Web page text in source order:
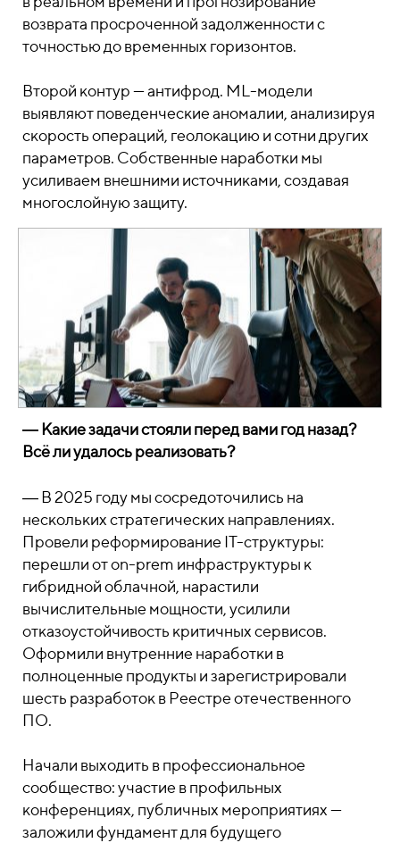
возврата просроченной задолженности с
точностью до временных горизонтов.
Второй контур — антифрод. ML-модели
выявляют поведенческие аномалии, анализируя
скорость операций, геолокацию и сотни других
параметров. Собственные наработки мы
усиливаем внешними источниками, создавая
многослойную защиту.
― Какие задачи стояли перед вами год назад?
Всё ли удалось реализовать?
― В 2025 году мы сосредоточились на
нескольких стратегических направлениях.
Провели реформирование IT-структуры:
перешли от on-prem инфраструктуры к
гибридной облачной, нарастили
вычислительные мощности, усилили
отказоустойчивость критичных сервисов.
Оформили внутренние наработки в
полноценные продукты и зарегистрировали
шесть разработок в Реестре отечественного
ПО.
Начали выходить в профессиональное
сообщество: участие в профильных
конференциях, публичных мероприятиях —
заложили фундамент для будущего